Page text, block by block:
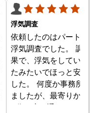
浮気調査
依頼したのはパートナー
浮気調査でした。 調査
果で、浮気をしていなか
たみたいでほっと安心し
した。 何度か事務所に
ましたが、最寄りから徒
3分程度で通いやすかっ